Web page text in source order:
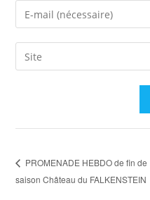
t
r
n
PROMENADE HEBDO de fin de
saison Château du FALKENSTEIN